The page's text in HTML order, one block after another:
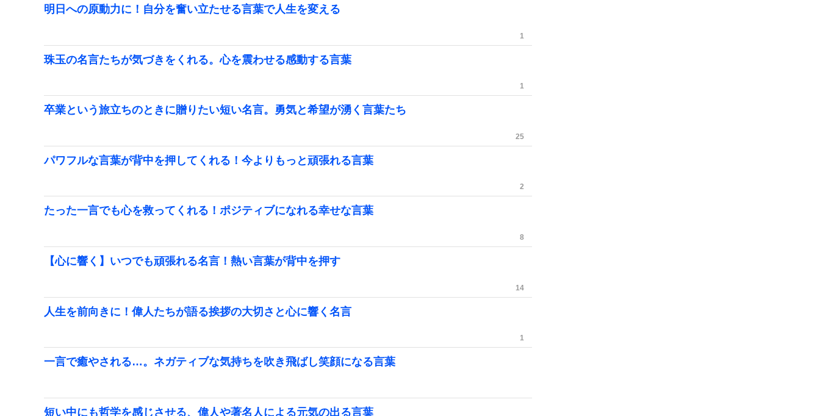
明日への原動力に！自分を奮い立たせる言葉で人生を変える
1
珠玉の名言たちが気づきをくれる。心を震わせる感動する言葉
1
卒業という旅立ちのときに贈りたい短い名言。勇気と希望が湧く言葉たち
25
パワフルな言葉が背中を押してくれる！今よりもっと頑張れる言葉
2
たった一言でも心を救ってくれる！ポジティブになれる幸せな言葉
8
【心に響く】いつでも頑張れる名言！熱い言葉が背中を押す
14
人生を前向きに！偉人たちが語る挨拶の大切さと心に響く名言
1
一言で癒やされる…。ネガティブな気持ちを吹き飛ばし笑顔になる言葉
短い中にも哲学を感じさせる、偉人や著名人による元気の出る言葉